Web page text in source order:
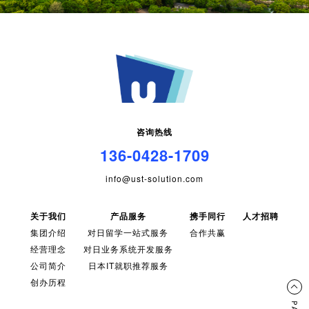
咨询热线
136-0428-1709
info@ust-solution.com
关于我们
集团介绍
经营理念
公司简介
创办历程
产品服务
对日留学一站式服务
对日业务系统开发服务
日本IT就职推荐服务
携手同行
合作共赢
人才招聘